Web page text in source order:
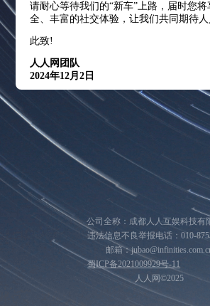
请耐心等待我们的“新车”上路，届时您
全、丰富的社交体验，让我们共同期待
此致!
人人网团队
2024年12月2日
公司全称：成都人人互娱科技有
违法信息不良举报电话：010-
邮箱：
蜀ICP备2021009929号-11
人人网©2025